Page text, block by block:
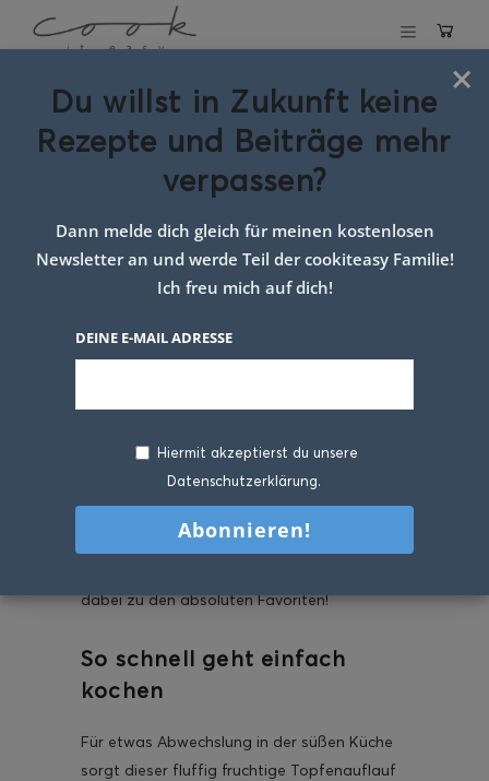
Topfenauflauf mit
Apfelmus
besonders bei mir und den Minis. Dieser
dabei zu den absoluten Favoriten!
So schnell geht einfach
kochen
Für etwas Abwechslung in der süßen Küche
sorgt dieser fluffig fruchtige Topfenauflauf
×
Du willst in Zukunft keine
Rezepte und Beiträge mehr
verpassen?
Dann melde dich gleich für meinen kostenlosen
Newsletter an und werde Teil der cookiteasy Familie!
Ich freu mich auf dich!
DEINE E-MAIL ADRESSE
Hiermit akzeptierst du unsere
Datenschutzerklärung.